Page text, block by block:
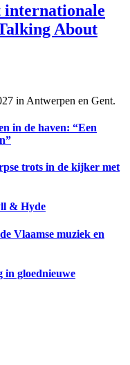
internationale
About
in Antwerpen en Gent.
in de haven: “Een
trots in de kijker met
& Hyde
Vlaamse muziek en
in gloednieuwe